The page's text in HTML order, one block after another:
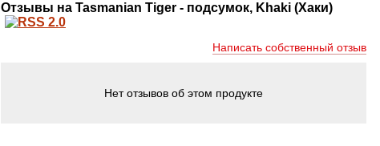
Отзывы на Tasmanian Tiger - подсумок, Khaki (Хаки)
Написать собственный отзыв
Нет отзывов об этом продукте